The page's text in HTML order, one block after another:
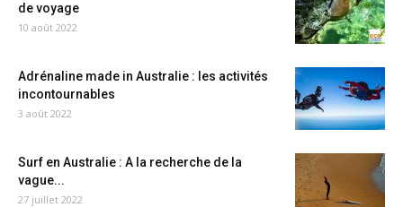
de voyage
10 août 2022
Adrénaline made in Australie : les activités
incontournables
3 août 2022
Surf en Australie : A la recherche de la
vague...
27 juillet 2022